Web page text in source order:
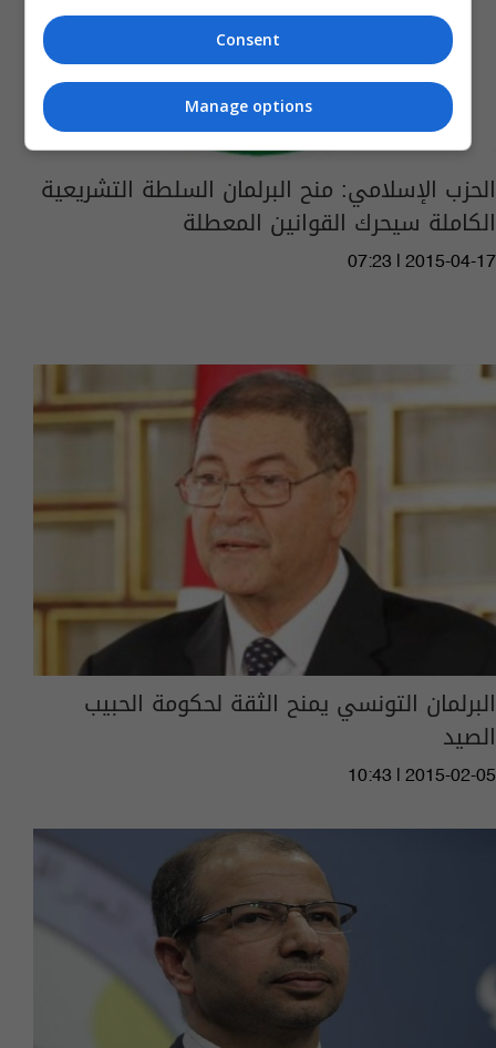
الحزب الإسلامي: منح البرلمان السلطة التشريعية
الكاملة سيحرك القوانين المعطلة
07:23 | 2015-04-17
البرلمان التونسي يمنح الثقة لحكومة الحبيب
الصيد
10:43 | 2015-02-05
Consent
Manage options